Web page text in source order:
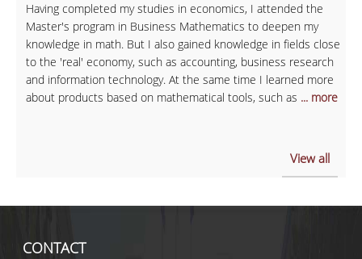
Having completed my studies in economics, I attended the
Master's program in Business Mathematics to deepen my
knowledge in math. But I also gained knowledge in fields close
to the 'real' economy, such as accounting, business research
and information technology. At the same time I learned more
about products based on mathematical tools, such as ... more
View all
CONTACT